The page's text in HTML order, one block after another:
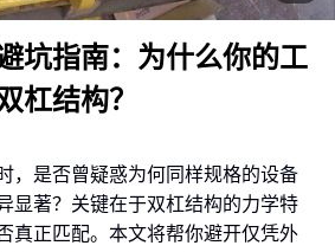
坑指南：为什么你的工
杠结构？
，是否曾疑惑为何同样规格的设备
显著？关键在于双杠结构的力学特
真正匹配。本文将帮你避开仅凭外